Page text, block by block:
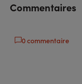
Commentaires
0 commentaire